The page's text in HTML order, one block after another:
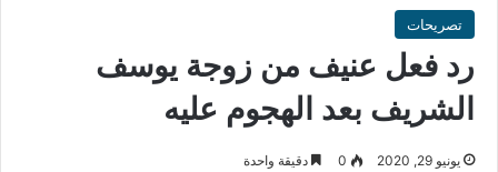
تصريحات
رد فعل عنيف من زوجة يوسف
الشريف بعد الهجوم عليه
يونيو 29, 2020 0 دقيقة واحدة